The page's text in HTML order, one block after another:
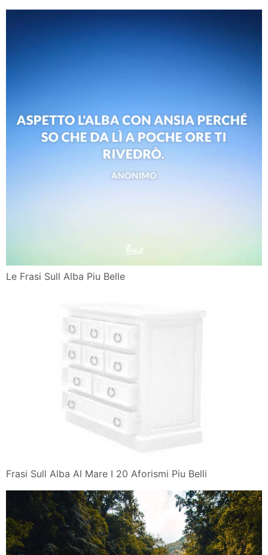
Le Frasi Sull Alba Piu Belle
Frasi Sull Alba Al Mare I 20 Aforismi Piu Belli